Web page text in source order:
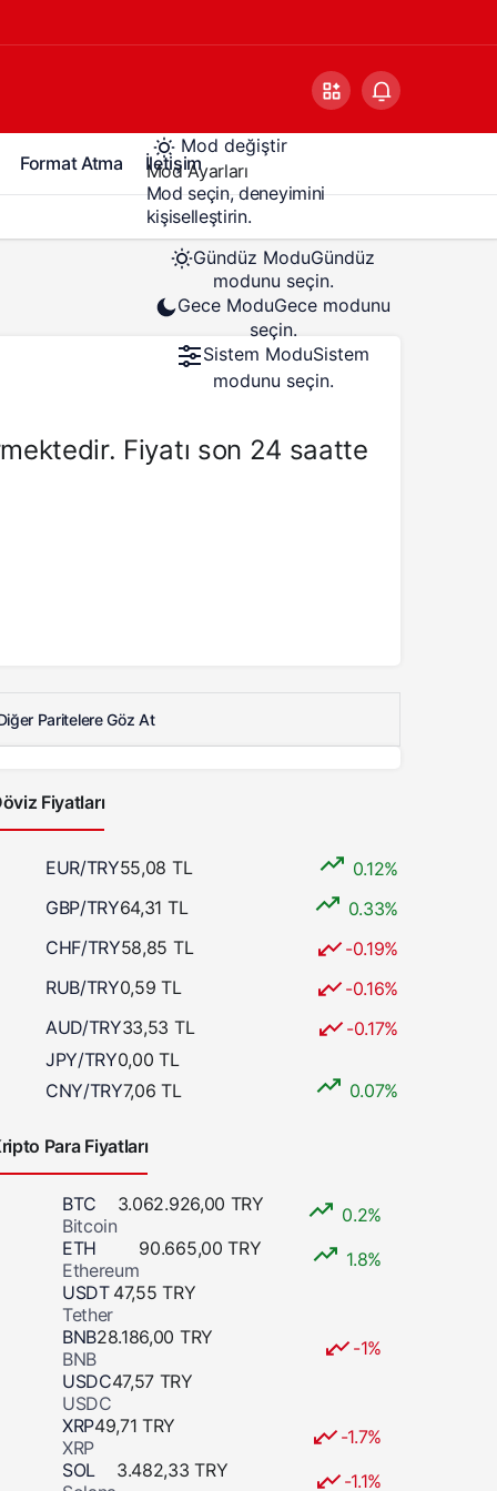
Format Atma İletişim
Mod değiştir
Mod Ayarları
Mod seçin, deneyimini
kişiselleştirin.
Gündüz ModuGündüz
modunu seçin.
Gece ModuGece modunu
seçin.
Sistem ModuSistem
modunu seçin.
Fiyatı son 24 saatte
Paritelere Göz At
Fiyatları
EUR/TRY55,08 TL
0.12%
GBP/TRY64,31 TL
0.33%
CHF/TRY58,85 TL
-0.19%
RUB/TRY0,59 TL
-0.16%
AUD/TRY33,53 TL
-0.17%
JPY/TRY0,00 TL
CNY/TRY7,06 TL 0.07%
Para Fiyatları
BTC
Bitcoin
3.062.926,00 TRY
0.2%
ETH
Ethereum
90.665,00 TRY
1.8%
USDT
Tether
47,55 TRY
BNB
BNB
28.186,00 TRY
-1%
USDC
USDC
47,57 TRY
XRP
XRP
49,71 TRY
-1.7%
SOL
3.482,33 TRY -1.1%